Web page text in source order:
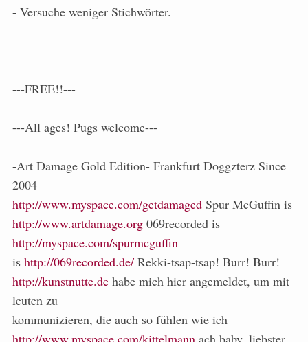
- Versuche weniger Stichwörter.
---FREE!!---
---All ages! Pugs welcome---
-Art Damage Gold Edition- Frankfurt Doggzterz Since
2004
http://www.myspace.com/getdamaged Spur McGuffin is
http://www.artdamage.org 069recorded is
http://myspace.com/spurmcguffin
is http://069recorded.de/ Rekki-tsap-tsap! Burr! Burr!
http://kunstnutte.de habe mich hier angemeldet, um mit
leuten zu
kommunizieren, die auch so fühlen wie ich